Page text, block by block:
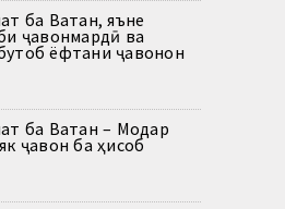
ба Ватан, яъне
ҷавонмардӣ ва
ёфтани ҷавонон
ба Ватан – Модар
ҷавон ба ҳисоб